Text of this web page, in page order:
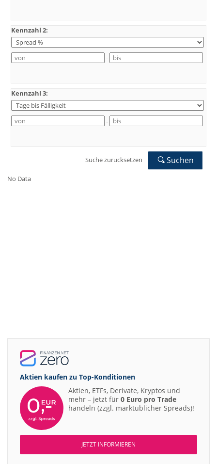
Kennzahl 2:
-
Kennzahl 3:
-
Suchen
Suche zurücksetzen
No Data
Aktien kaufen zu Top-Konditionen
Aktien, ETFs, Derivate, Kryptos und
mehr – jetzt für 0 Euro pro Trade
handeln (zzgl. marktüblicher Spreads)!
JETZT INFORMIEREN